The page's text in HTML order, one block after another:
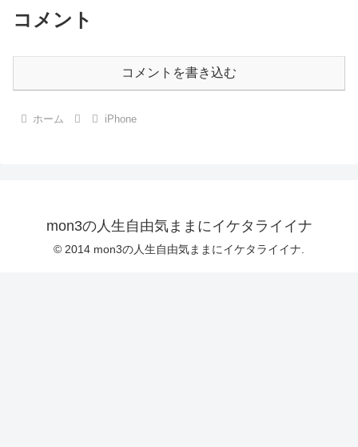
コメント
コメントを書き込む
ホーム iPhone
mon3の人生自由気ままにイケタライイナ
© 2014 mon3の人生自由気ままにイケタライイナ.